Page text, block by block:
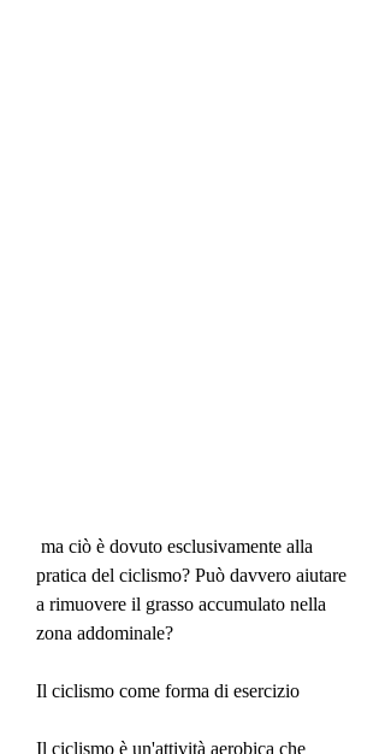
pratica del ciclismo? Può davvero aiutare
a rimuovere il grasso accumulato nella
zona addominale?
Il ciclismo come forma di esercizio
Il ciclismo è un'attività aerobica che